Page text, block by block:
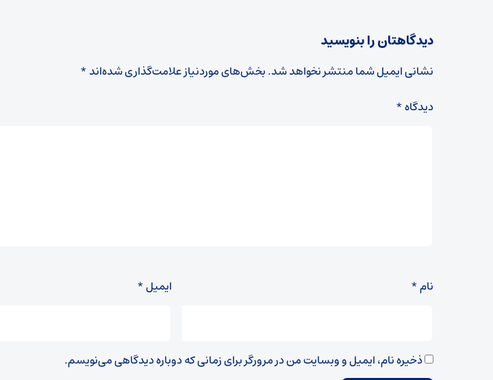
دیدگاهتان را بنویسید
نشانی ایمیل شما منتشر نخواهد شد.بخش‌های موردنیاز علامت‌گذاری شده‌اند*
دیدگاه*
نام* ایمیل*
ذخیره نام، ایمیل و وبسایت من در مرورگر برای زمانی که دوباره دیدگاهی می‌نویسم.